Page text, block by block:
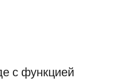
с функцией